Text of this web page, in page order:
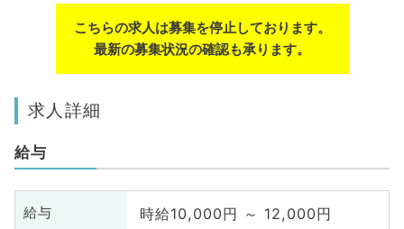
こちらの求人は募集を停止しております。
最新の募集状況の確認も承ります。
求人詳細
給与
給与 時給10,000円 ～ 12,000円